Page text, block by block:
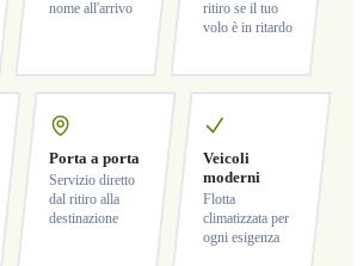
nome all'arrivo
ritiro se il tuo
volo è in ritardo
Porta a porta
Servizio diretto
dal ritiro alla
destinazione
Veicoli
moderni
Flotta
climatizzata per
ogni esigenza